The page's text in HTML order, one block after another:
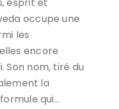
occupe une
les
encore
Son nom, tiré du
la
qui…